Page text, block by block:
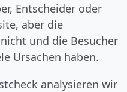
Entscheider oder
aber die
und die Besucher
Ursachen haben.
analysieren wir